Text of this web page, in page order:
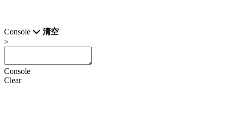
Console
清空
>
Console
Clear